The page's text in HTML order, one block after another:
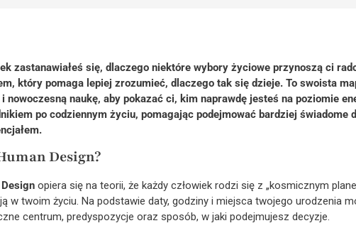
zastanawiałeś się, dlaczego niektóre wybory życiowe przynoszą ci
który pomaga lepiej zrozumieć, dlaczego tak się dzieje. To swoista
i nowoczesną naukę, aby pokazać ci, kim naprawdę jesteś na poziomie
po codziennym życiu, pomagając podejmować bardziej świadome
Design?
opiera się na teorii, że każdy człowiek rodzi się z „kosmicznym
w twoim życiu. Na podstawie daty, godziny i miejsca twojego urodzenia
centrum, predyspozycje oraz sposób, w jaki podejmujesz decyzje.